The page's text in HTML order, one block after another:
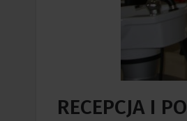
RECEPCJA I